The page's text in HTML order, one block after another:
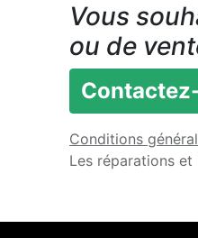
Vous
ou de
Conditions
Les réparations